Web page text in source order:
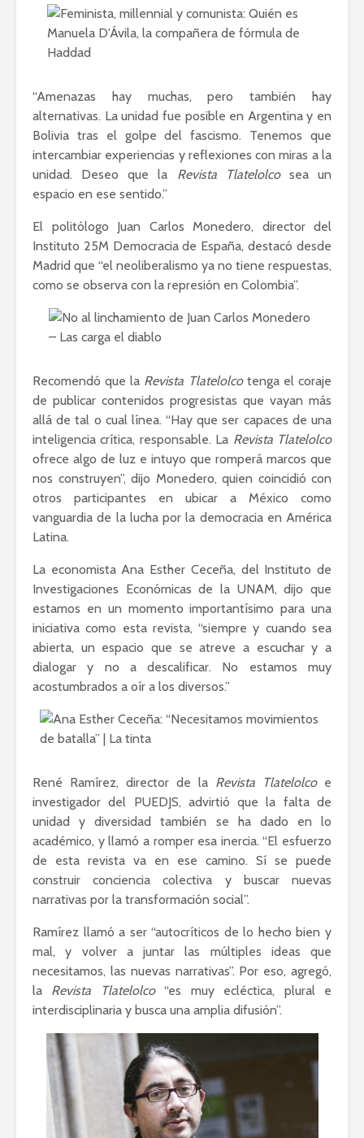
“Amenazas hay muchas, pero también hay
alternativas. La unidad fue posible en Argentina y en
Bolivia tras el golpe del fascismo. Tenemos que
intercambiar experiencias y reflexiones con miras a la
unidad. Deseo que la Revista Tlatelolcosea un
espacio en ese sentido.”
El politólogo Juan Carlos Monedero, director del
Instituto 25M Democracia de España, destacó desde
Madrid que “el neoliberalismo ya no tiene respuestas,
como se observa con la represión en Colombia”.
Recomendó que la Revista Tlatelolcotenga el coraje
de publicar contenidos progresistas que vayan más
allá de tal o cual línea. “Hay que ser capaces de una
inteligencia crítica, responsable. La Revista Tlatelolco
ofrece algo de luz e intuyo que romperá marcos que
nos construyen”, dijo Monedero, quien coincidió con
otros participantes en ubicar a México como
vanguardia de la lucha por la democracia en América
Latina.
La economista Ana Esther Ceceña, del Instituto de
Investigaciones Económicas de la UNAM, dijo que
estamos en un momento importantísimo para una
iniciativa como esta revista, “siempre y cuando sea
abierta, un espacio que se atreve a escuchar y a
dialogar y no a descalificar. No estamos muy
acostumbrados a oír a los diversos.”
René Ramírez, director de la Revista Tlatelolcoe
investigador del PUEDJS, advirtió que la falta de
unidad y diversidad también se ha dado en lo
académico, y llamó a romper esa inercia. “El esfuerzo
de esta revista va en ese camino. Sí se puede
construir conciencia colectiva y buscar nuevas
narrativas por la transformación social”.
Ramírez llamó a ser “autocríticos de lo hecho bien y
mal, y volver a juntar las múltiples ideas que
necesitamos, las nuevas narrativas”. Por eso, agregó,
la Revista Tlatelolco“es muy ecléctica, plural e
interdisciplinaria y busca una amplia difusión”.